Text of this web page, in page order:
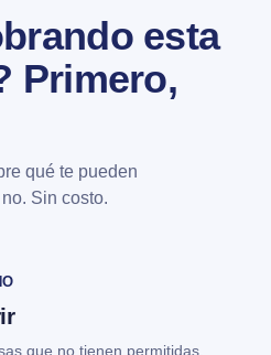
esta
Primero,
qué te pueden
Sin costo.
que no tienen permitidas.